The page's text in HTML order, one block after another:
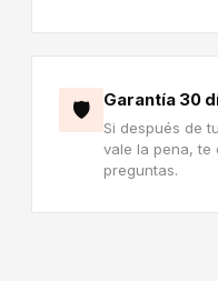
🛡️ Garantía 30
Si después de
vale la pena, te
preguntas.